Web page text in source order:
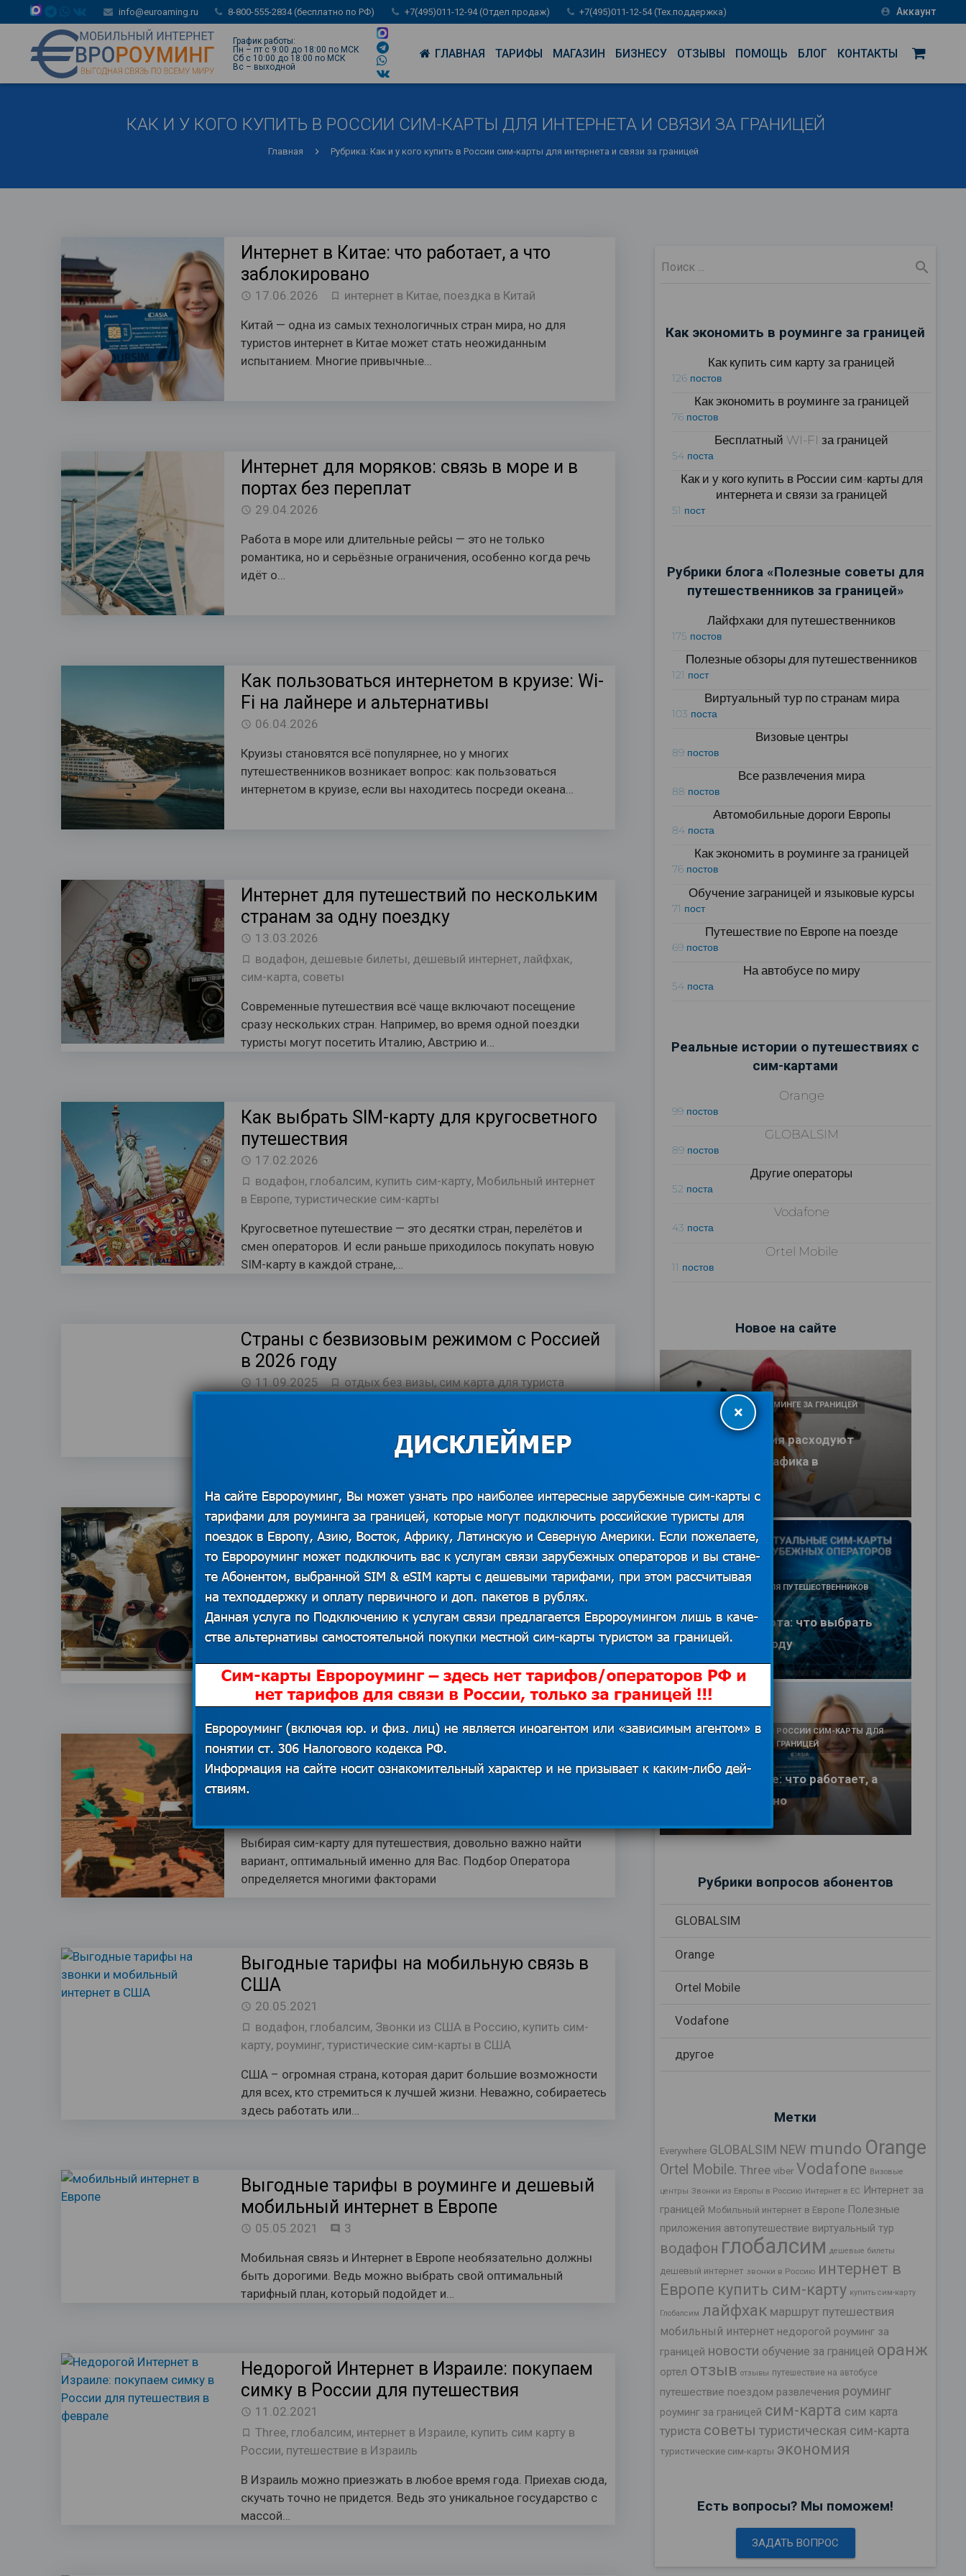
info@euroaming.ru 8-800-555-2834 (бесплатно по РФ) +7(495)011-12-94 (Отдел продаж) +7(495)011-12-54 (Тех.поддержка) account_circle Аккаунт
График работы:
Пн – пт с 9:00 до 18:00 по МСК
Сб с 10:00 до 18:00 по МСК
Вс – выходной
ГЛАВНАЯ ТАРИФЫ МАГАЗИН БИЗНЕСУ ОТЗЫВЫ ПОМОЩЬ БЛОГ КОНТАКТЫ
КАК И У КОГО КУПИТЬ В РОССИИ СИМ-КАРТЫ ДЛЯ ИНТЕРНЕТА И СВЯЗИ ЗА ГРАНИЦЕЙ
Главная Рубрика: Как и у кого купить в России сим-карты для интернета и связи за границей
Интернет в Китае: что работает, а что
заблокировано
17.06.2026 интернет в Китае, поездка в Китай
Китай — одна из самых технологичных стран мира, но для
туристов интернет в Китае может стать неожиданным
испытанием. Многие привычные…
Интернет для моряков: связь в море и в
портах без переплат
29.04.2026
Работа в море или длительные рейсы — это не только
романтика, но и серьёзные ограничения, особенно когда речь
идёт о…
Как пользоваться интернетом в круизе: Wi-
Fi на лайнере и альтернативы
06.04.2026
Круизы становятся всё популярнее, но у многих
путешественников возникает вопрос: как пользоваться
интернетом в круизе, если вы находитесь посреди океана…
Интернет для путешествий по нескольким
странам за одну поездку
13.03.2026
водафон, дешевые билеты, дешевый интернет, лайфхак,
сим-карта, советы
Современные путешествия всё чаще включают посещение
сразу нескольких стран. Например, во время одной поездки
туристы могут посетить Италию, Австрию и…
Как выбрать SIM-карту для кругосветного
путешествия
17.02.2026
водафон, глобалсим, купить сим-карту, Мобильный интернет
в Европе,туристические сим-карты
Кругосветное путешествие — это десятки стран, перелётов и
смен операторов. И если раньше приходилось покупать новую
SIM-карту в каждой стране,…
Страны с безвизовым режимом с Россией
в 2026 году
11.09.2025 отдых без визы,сим карта для туриста
становится всё проще планировать поездки за границу. Если
раньше визовые формальности могли стать…
Лучшие российские компании и
дистрибьюторы, предлагающие
туристические сим-карты и услуги связи за
рубежом
29.06.2025 14комментариев
Photo by Charlotte Noelle on Unsplash Путешествие за границу
начинается…
Мобильный интернет в Европе. Как
выбрать сим-карту с дешевым интернетом
и мобильной связью в роуминге.
Выбирая сим-карту для путешествия, довольно важно найти
вариант, оптимальный именно для Вас. Подбор Оператора
определяется многими факторами
Выгодные тарифы на мобильную связь в
США
20.05.2021
водафон, глобалсим, Звонки из США в Россию, купить сим-
карту, роуминг,туристические сим-карты в США
США – огромная страна, которая дарит большие возможности
для всех, кто стремиться к лучшей жизни. Неважно, собираетесь
здесь работать или…
Выгодные тарифы в роуминге и дешевый
мобильный интернет в Европе
05.05.2021 3
Мобильная связь и Интернет в Европе необязательно должны
быть дорогими. Ведь можно выбрать свой оптимальный
тарифный план, который подойдет и…
Недорогой Интернет в Израиле: покупаем
симку в России для путешествия
11.02.2021
Three, глобалсим, интернет в Израиле, купить сим карту в
России, путешествие в Израиль
В Израиль можно приезжать в любое время года. Приехав сюда,
скучать точно не придется. Ведь это уникальное государство с
массой…
Как экономить в роуминге за границей
Как купить сим карту за границей
126 постов
Как экономить в роуминге за границей
76 постов
Бесплатный WI-FI за границей
54 поста
Как и у кого купить в России сим-карты для
интернета и связи за границей
51 пост
Рубрики блога «Полезные советы для
путешественников за границей»
Лайфхаки для путешественников
175 постов
Полезные обзоры для путешественников
121 пост
Виртуальный тур по странам мира
103 поста
Визовые центры
89 постов
Все развлечения мира
88 постов
Автомобильные дороги Европы
84 поста
Как экономить в роуминге за границей
76 постов
Обучение заграницей и языковые курсы
71 пост
Путешествие по Европе на поезде
69 постов
На автобусе по миру
54 поста
Реальные истории о путешествиях с
сим-картами
Orange
99 постов
GLOBALSIM
89 постов
Другие операторы
52 поста
Vodafone
43 поста
Ortel Mobile
11 постов
Новое на сайте
Какие приложения расходуют
больше всего трафика в
КАК ЭКОНОМИТЬ В РОУМИНГЕ ЗА ГРАНИЦЕЙ
25.06.2026
eSIM или SIM-карта: что выбрать
туристу в 2026 году
ПОЛЕЗНЫЕ ОБЗОРЫ ДЛЯ ПУТЕШЕСТВЕННИКОВ
25.06.2026
Интернет в Китае: что работает, а
что заблокировано
КАК И У КОГО КУПИТЬ В РОССИИ СИМ-КАРТЫ ДЛЯ
ИНТЕРНЕТА И СВЯЗИ ЗА ГРАНИЦЕЙ
Рубрики вопросов абонентов
GLOBALSIM
Orange
Ortel Mobile
Vodafone
другое
Метки
Everywhere GLOBALSIM NEW mundo Orange
Ortel Mobile. Three viber Vodafone Визовые
центры Звонки из Европы в Россию Интернет в ЕС Интернет за
границей Мобильный интернет в Европе Полезные
приложения автопутешествие виртуальный тур
водафон глобалсим дешевые билеты
дешевый интернет звонки в Россию интернет в
Европе купить сим-карту купить сим-карту
Глобалсим лайфхак маршрут путешествия
мобильный интернет недорогой роуминг за
границей новости обучение за границей оранж
ортел отзыв отзывы путешествие на автобусе
путешествие поездом развлечения роуминг
роуминг за границей сим-карта сим карта
туриста советы туристическая сим-карта
туристические сим-карты экономия
Есть вопросы? Мы поможем!
ЗАДАТЬ ВОПРОС
×